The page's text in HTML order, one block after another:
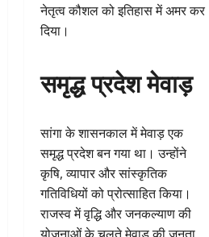
नेतृत्व कौशल को इतिहास में अमर कर
दिया।
समृद्ध प्रदेश मेवाड़
सांगा के शासनकाल में मेवाड़ एक
समृद्ध प्रदेश बन गया था। उन्होंने
कृषि, व्यापार और सांस्कृतिक
गतिविधियों को प्रोत्साहित किया।
राजस्व में वृद्धि और जनकल्याण की